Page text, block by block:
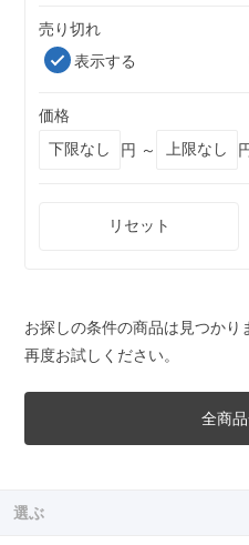
売り切れ
表示する
価格
円 ～
リセット
お探しの条件の商品は見つかり
再度お試しください。
全商
選ぶ